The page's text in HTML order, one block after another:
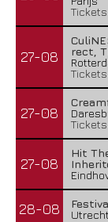
Tickets
27-08
rect,
Tickets
27-08
Tickets
27-08
Hit
28-08
Utrecht